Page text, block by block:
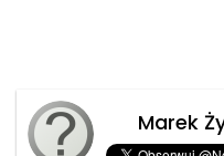
Marek